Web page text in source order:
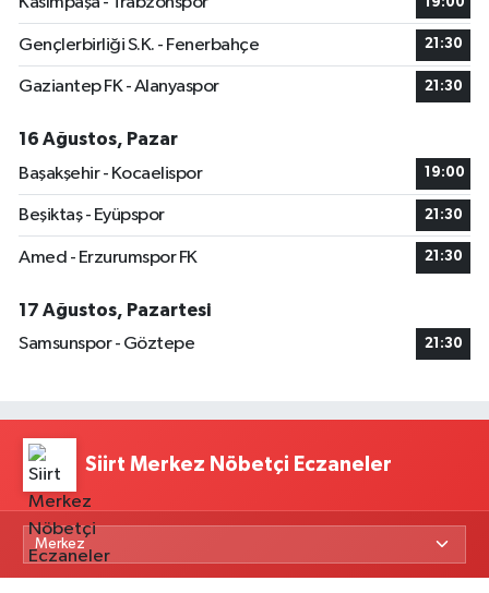
Gençlerbirliği S.K. - Fenerbahçe 21:30
Gaziantep FK - Alanyaspor 21:30
16 Ağustos, Pazar
Başakşehir - Kocaelispor
19:00
Beşiktaş - Eyüpspor 21:30
Amed - Erzurumspor FK 21:30
17 Ağustos, Pazartesi
Samsunspor - Göztepe
21:30
Siirt Merkez Nöbetçi Eczaneler